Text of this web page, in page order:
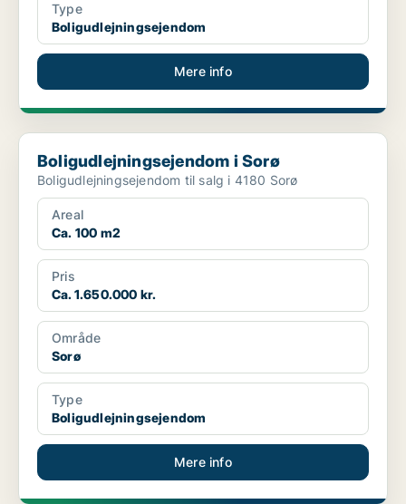
Type
Boligudlejningsejendom
Mere info
Boligudlejningsejendom i Sorø
Boligudlejningsejendom i Sorø
Boligudlejningsejendom til salg i 4180 Sorø
Areal
Ca. 100 m2
Pris
Ca. 1.650.000 kr.
Område
Sorø
Type
Boligudlejningsejendom
Mere info